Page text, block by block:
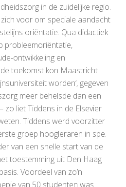
in de zuidelijke regio.
voor om speciale aandacht
oriëntatie. Qua didactiek
probleemoriëntatie,
ontwikkeling en
toekomst kon Maastricht
worden’, gegeven
meer behelsde dan een
zo liet Tiddens in de Elsevier
Tiddens werd voorzitter
groep hoogleraren in spe.
van een snelle start van de
toestemming uit Den Haag
Voordeel van zo’n
van 50 studenten was